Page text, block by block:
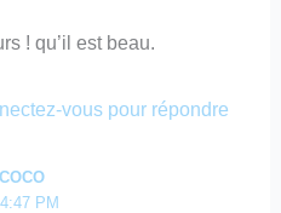
! qu’il est beau.
vous pour répondre
PM